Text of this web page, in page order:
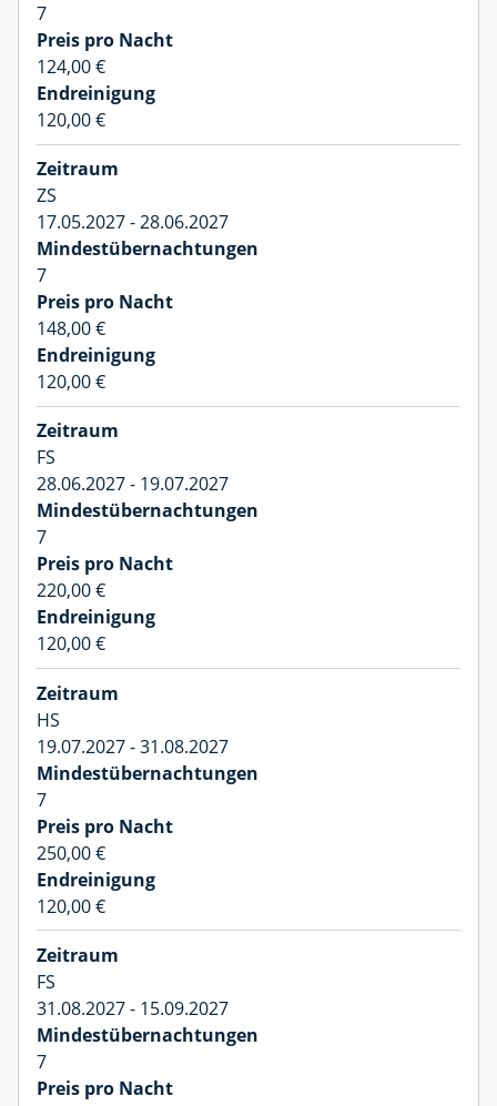
7
124,00 €
120,00 €
ZS
17.05.2027 - 28.06.2027
7
148,00 €
120,00 €
FS
28.06.2027 - 19.07.2027
7
220,00 €
120,00 €
HS
19.07.2027 - 31.08.2027
7
250,00 €
120,00 €
FS
31.08.2027 - 15.09.2027
7